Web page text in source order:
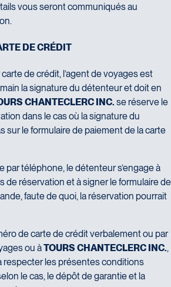
vous seront communiqués au
RTE DECRÉDIT
de crédit, l’agent de voyages est
la signature du détenteur et doit en
CHANTECLERC INC. se réserve le
dans le cas où la signature du
sur le formulaire de paiement de la carte
par téléphone, le détenteur s’engage à
de réservation et à signer le formulaire de
faute de quoi, la réservation pourrait
de carte de crédit verbalement ou par
ou àTOURS CHANTECLERC INC.,
respecter les présentes conditions
le cas, le dépôt de garantie et la